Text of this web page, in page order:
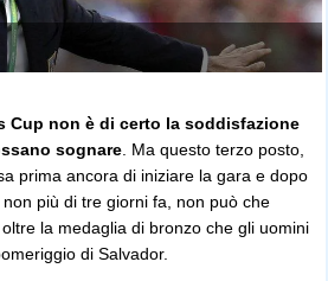
Cup non è di certo la soddisfazione
sognare . Ma questo terzo posto,
prima ancora di iniziare la gara e dopo
più di tre giorni fa, non può che
la medaglia di bronzo che gli uomini
di Salvador.